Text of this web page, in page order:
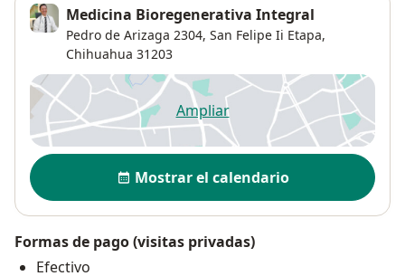
Medicina Bioregenerativa Integral
Pedro de Arizaga 2304, San Felipe Ii Etapa,
Chihuahua 31203
Ampliarse abre en una nueva
Disponibilidad
Mostrar el calendario
Formas de pago (visitas privadas)
Efectivo